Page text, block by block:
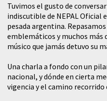
Tuvimos el gusto de
indiscutible de NEPAL Oficial
pesada argentina.
emblemáticos y muchos más
músico que jamás detuvo su
​Una charla a fondo con un
nacional, y dónde en cierta
vigencia y el camino recorrido